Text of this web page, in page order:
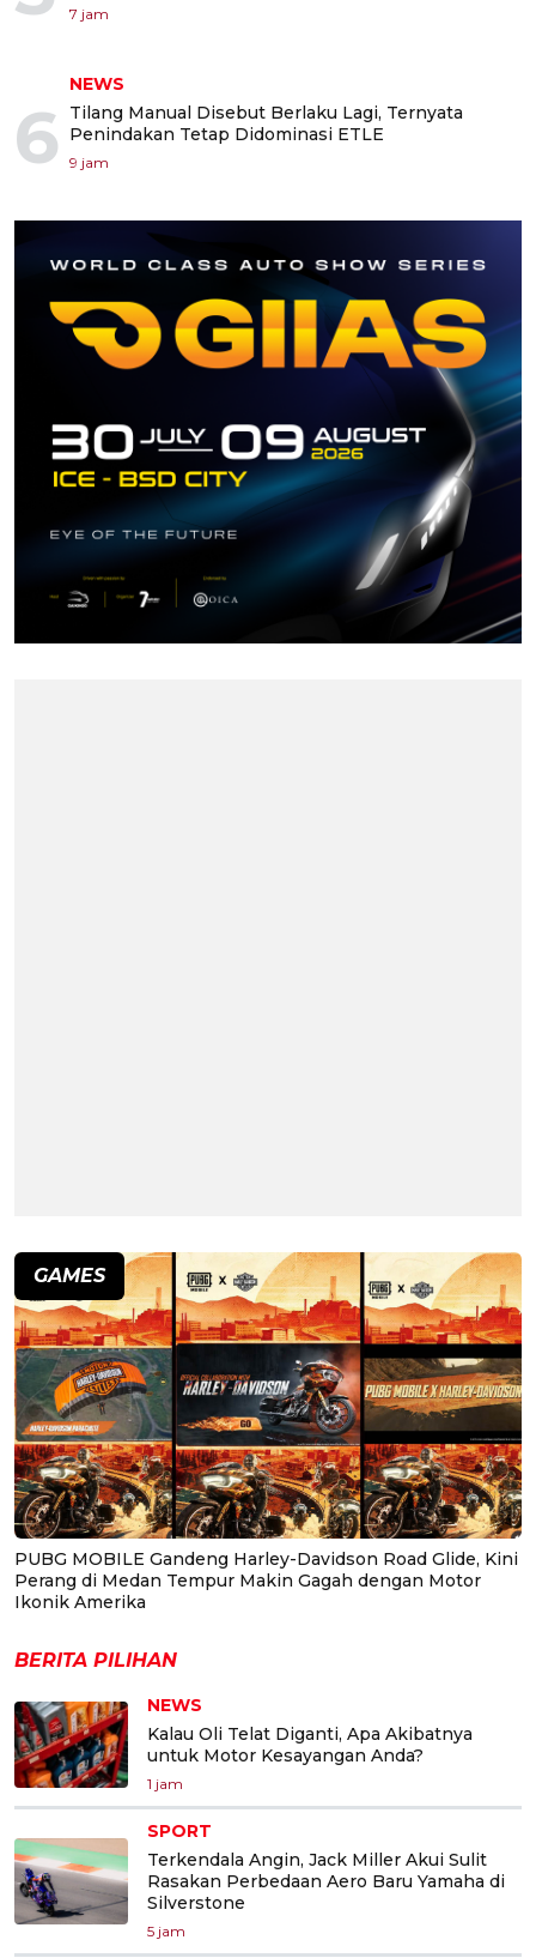
7 jam
6
NEWS
Tilang Manual Disebut Berlaku Lagi, Ternyata
Penindakan Tetap Didominasi ETLE
9 jam
GAMES
PUBG MOBILE Gandeng Harley-Davidson Road Glide, Kini
Perang di Medan Tempur Makin Gagah dengan Motor
Ikonik Amerika
BERITA PILIHAN
NEWS
Kalau Oli Telat Diganti, Apa Akibatnya
untuk Motor Kesayangan Anda?
1 jam
SPORT
Terkendala Angin, Jack Miller Akui Sulit
Rasakan Perbedaan Aero Baru Yamaha di
Silverstone
5 jam